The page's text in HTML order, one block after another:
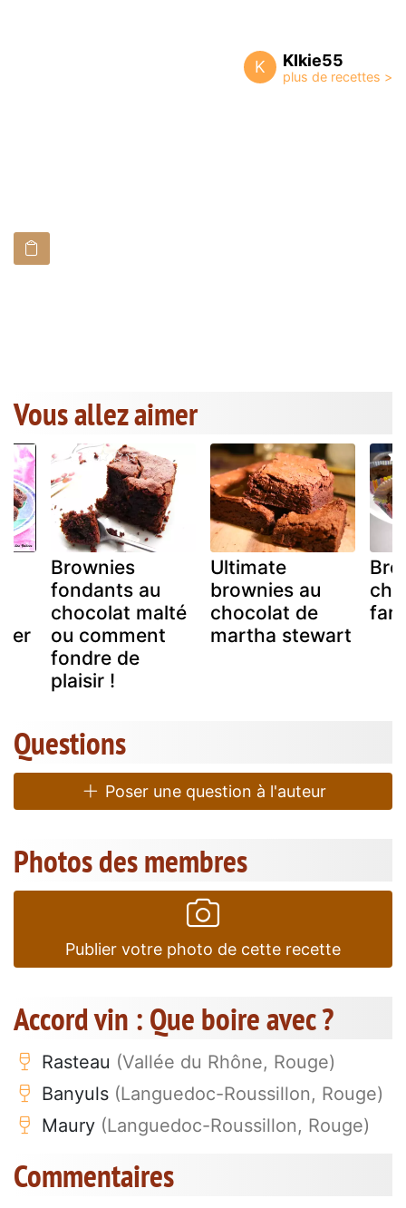
K KIkie55
Vous allez aimer
Brownies
fondants au
chocolat malté
ou comment
fondre de
plaisir !
Ultimate
brownies au
chocolat de
martha stewart
Questions
Poser une question à l'auteur
Photos des membres
Publier votre photo de cette recette
Accord vin : Que boire avec ?
Rasteau (Vallée du Rhône, Rouge)
Banyuls (Languedoc-Roussillon, Rouge)
Maury (Languedoc-Roussillon, Rouge)
Commentaires